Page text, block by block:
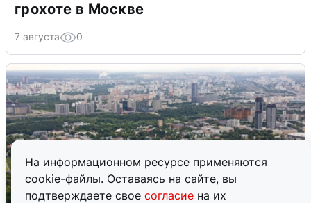
На информационном ресурсе применяются
cookie-файлы. Оставаясь на сайте, вы
подтверждаете свое согласие на их
грохоте в Москве
7 августа 0